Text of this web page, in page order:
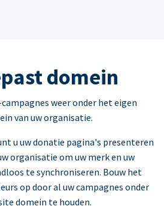
domein
weer onder het eigen
van uw organisatie.
u uw donatie pagina's presenteren
organisatie om uw merk en uw
te synchroniseren. Bouw het
op door al uw campagnes onder
domein te houden.